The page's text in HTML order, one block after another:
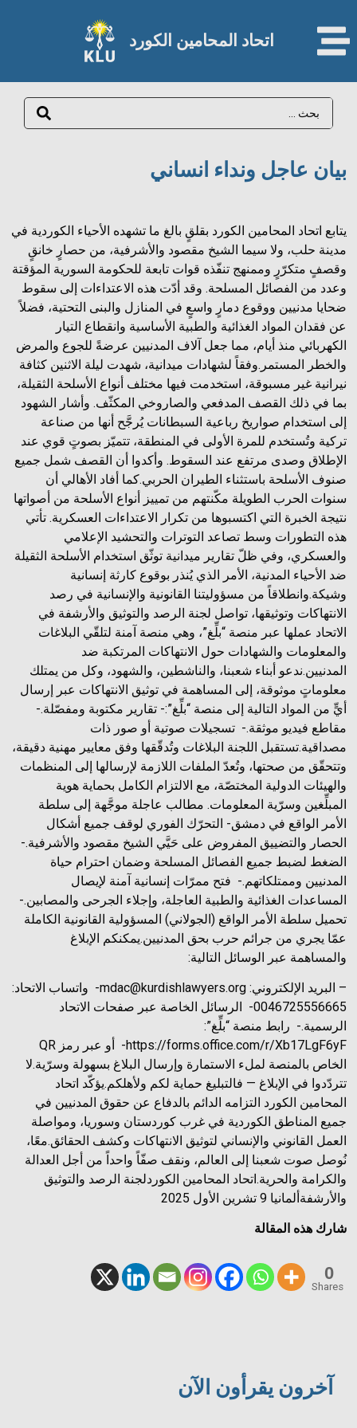
اتحاد المحامين الكورد​
بيان عاجل ونداء انساني
آخرون يقرأون الآن
يتابع اتحاد المحامين الكورد بقلقٍ بالغ ما تشهده الأحياء الكوردية في
مدينة حلب، ولا سيما الشيخ مقصود والأشرفية، من حصارٍ خانقٍ
وقصفٍ متكرّرٍ وممنهج تنفّذه قوات تابعة للحكومة السورية المؤقتة
وعدد من الفصائل المسلحة. وقد أدّت هذه الاعتداءات إلى سقوط
ضحايا مدنيين ووقوع دمارٍ واسعٍ في المنازل والبنى التحتية، فضلاً
عن فقدان المواد الغذائية والطبية الأساسية وانقطاع التيار
الكهربائي منذ أيام، مما جعل آلاف المدنيين عرضةً للجوع والمرض
والخطر المستمر.وفقاً لشهادات ميدانية، شهدت ليلة الاثنين كثافة
نيرانية غير مسبوقة، استخدمت فيها مختلف أنواع الأسلحة الثقيلة،
بما في ذلك القصف المدفعي والصاروخي المكثّف. وأشار الشهود
إلى استخدام صواريخ رباعية السبطانات يُرجَّح أنها من صناعة
تركية وتُستخدم للمرة الأولى في المنطقة، تتميّز بصوتٍ قوي عند
الإطلاق وصدى مرتفع عند السقوط. وأكدوا أن القصف شمل جميع
صنوف الأسلحة باستثناء الطيران الحربي.كما أفاد الأهالي أن
سنوات الحرب الطويلة مكّنتهم من تمييز أنواع الأسلحة من أصواتها
نتيجة الخبرة التي اكتسبوها من تكرار الاعتداءات العسكرية. تأتي
هذه التطورات وسط تصاعد التوترات والتحشيد الإعلامي
والعسكري، وفي ظلّ تقارير ميدانية توثّق استخدام الأسلحة الثقيلة
ضد الأحياء المدنية، الأمر الذي يُنذر بوقوع كارثة إنسانية
وشيكة.وانطلاقاً من مسؤوليتنا القانونية والإنسانية في رصد
الانتهاكات وتوثيقها، تواصل لجنة الرصد والتوثيق والأرشفة في
الاتحاد عملها عبر منصة “بلِّغ”، وهي منصة آمنة لتلقّي البلاغات
والمعلومات والشهادات حول الانتهاكات المرتكبة ضد
المدنيين.ندعو أبناء شعبنا، والناشطين، والشهود، وكل من يمتلك
معلوماتٍ موثوقة، إلى المساهمة في توثيق الانتهاكات عبر إرسال
أيٍّ من المواد التالية إلى منصة “بلِّغ”:- تقارير مكتوبة ومفصّلة.- ⁠
مقاطع فيديو موثقة.- ⁠ تسجيلات صوتية أو صور ذات
مصداقية.تستقبل اللجنة البلاغات وتُدقّقها وفق معايير مهنية دقيقة،
وتتحقّق من صحتها، وتُعدّ الملفات اللازمة لإرسالها إلى المنظمات
والهيئات الدولية المختصّة، مع الالتزام الكامل بحماية هوية
المبلِّغين وسرّية المعلومات. مطالب عاجلة موجَّهة إلى سلطة
الأمر الواقع في دمشق- التحرّك الفوري لوقف جميع أشكال
الحصار والتضييق المفروض على حَيَّي الشيخ مقصود والأشرفية.- ⁠
الضغط لضبط جميع الفصائل المسلحة وضمان احترام حياة
المدنيين وممتلكاتهم.- ⁠ فتح ممرّات إنسانية آمنة لإيصال
المساعدات الغذائية والطبية العاجلة، وإجلاء الجرحى والمصابين.-
⁠تحميل سلطة الأمر الواقع (الجولاني) المسؤولية القانونية الكاملة
عمّا يجري من جرائم حرب بحق المدنيين.يمكنكم الإبلاغ
والمساهمة عبر الوسائل التالية:
– البريد الإلكتروني: mdac@kurdishlawyers.org- ⁠ واتساب الاتحاد:
0046725556665- ⁠ الرسائل الخاصة عبر صفحات الاتحاد
الرسمية.- ⁠ رابط منصة “بلِّغ”:
https://forms.office.com/r/Xb17LgF6yF- ⁠ أو عبر رمز QR
الخاص بالمنصة لملء الاستمارة وإرسال البلاغ بسهولة وسرّية.لا
تتردّدوا في الإبلاغ — فالتبليغ حماية لكم ولأهلكم.يؤكّد اتحاد
المحامين الكورد التزامه الدائم بالدفاع عن حقوق المدنيين في
جميع المناطق الكوردية في غرب كوردستان وسوريا، ومواصلة
العمل القانوني والإنساني لتوثيق الانتهاكات وكشف الحقائق.معًا،
نُوصل صوت شعبنا إلى العالم، ونقف صفّاً واحداً من أجل العدالة
والكرامة والحرية.اتحاد المحامين الكوردلجنة الرصد والتوثيق
والأرشفةألمانيا 9 تشرين الأول 2025
شارك هذه المقالة
0
Shares